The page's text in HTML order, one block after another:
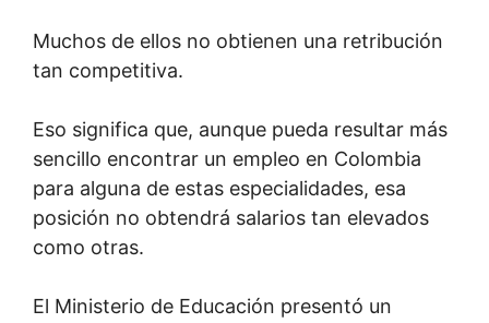
Muchos de ellos no obtienen una retribución
tan competitiva.
Eso significa que, aunque pueda resultar más
sencillo encontrar un empleo en Colombia
para alguna de estas especialidades, esa
posición no obtendrá salarios tan elevados
como otras.
El Ministerio de Educación presentó un